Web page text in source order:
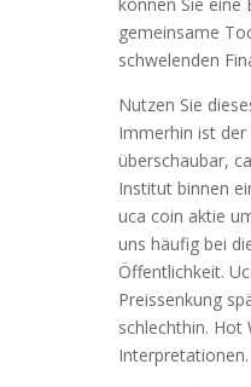
gemeinsame
schwelenden
Nutzen Sie
Immerhin ist
überschaubar,
Institut binnen
uca coin aktie
uns häufig bei
Öffentlichkeit.
Preissenkung
schlechthin. Hot
Interpretationen.